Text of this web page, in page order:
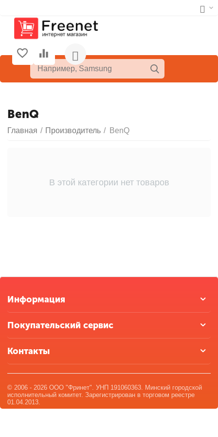
BenQ
Главная / Производитель / BenQ
В этой категории нет товаров
Информация
Покупательский сервис
Контакты
© 2006 - 2026 ООО "Фринет". УНП 191060363. Минский городской
исполнительный комитет. Зарегистрирован в торговом реестре
01.04.2013.